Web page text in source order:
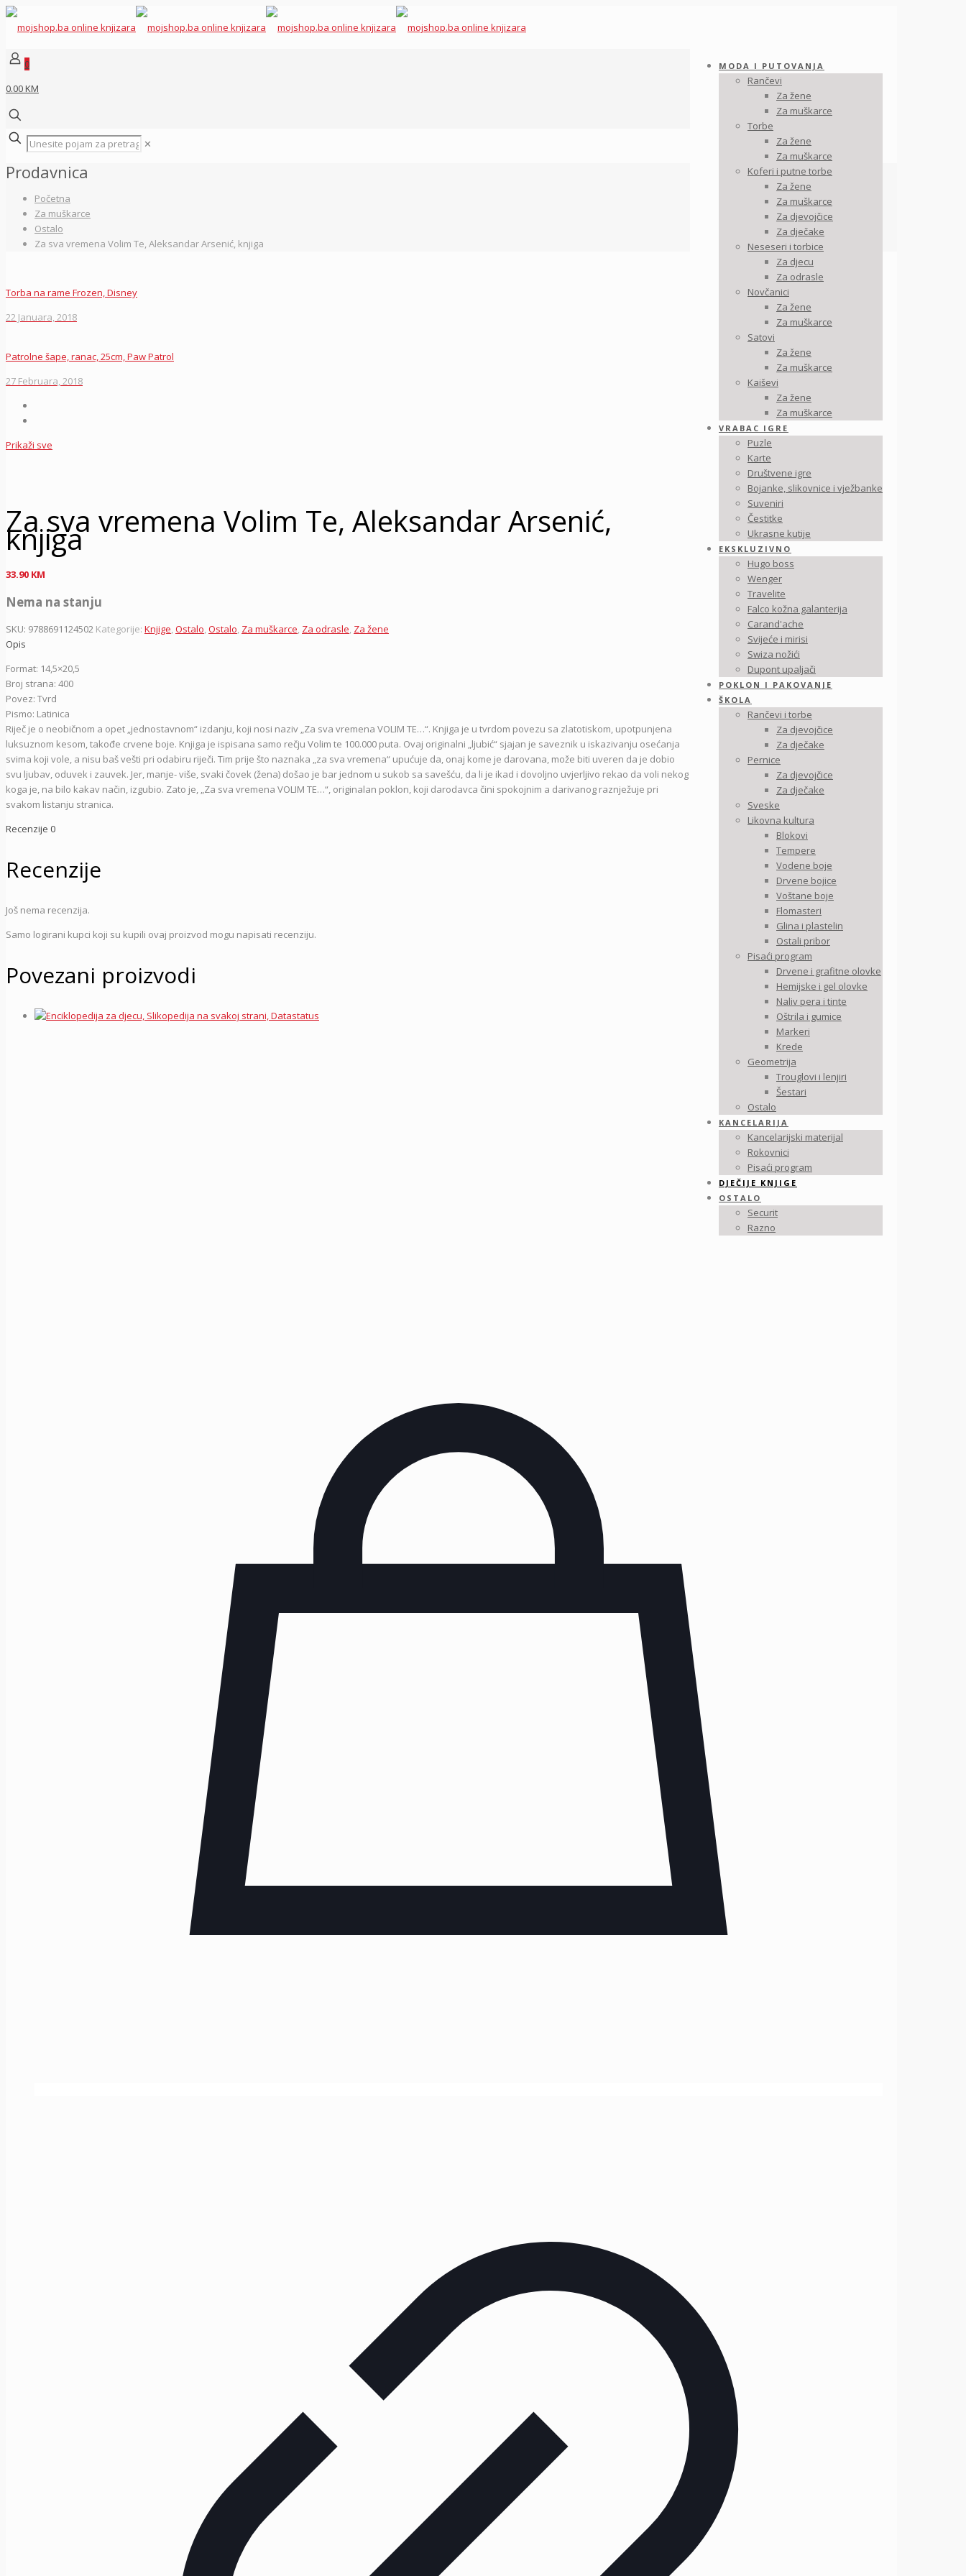
MODA I PUTOVANJA
Rančevi
Za žene
Za muškarce
Torbe
Za žene
Za muškarce
Koferi i putne torbe
Za žene
Za muškarce
Za djevojčice
Za dječake
Neseseri i torbice
Za djecu
Za odrasle
Novčanici
Za žene
Za muškarce
Satovi
Za žene
Za muškarce
Kaiševi
Za žene
Za muškarce
VRABAC IGRE
Puzle
Karte
Društvene igre
Bojanke, slikovnice i vježbanke
Suveniri
Čestitke
Ukrasne kutije
EKSKLUZIVNO
Hugo boss
Wenger
Travelite
Falco kožna galanterija
Carand'ache
Svijeće i mirisi
Swiza nožići
Dupont upaljači
POKLON I PAKOVANJE
ŠKOLA
Rančevi i torbe
Za djevojčice
Za dječake
Pernice
Za djevojčice
Za dječake
Sveske
Likovna kultura
Blokovi
Tempere
Vodene boje
Drvene bojice
Voštane boje
Flomasteri
Glina i plastelin
Ostali pribor
Pisaći program
Drvene i grafitne olovke
Hemijske i gel olovke
Naliv pera i tinte
Oštrila i gumice
Markeri
Krede
Geometrija
Trouglovi i lenjiri
Šestari
Ostalo
KANCELARIJA
Kancelarijski materijal
Rokovnici
Pisaći program
DJEČIJE KNJIGE
OSTALO
Securit
Razno
0
0.00 KM
✕
Prodavnica
Početna
Za muškarce
Ostalo
Za sva vremena Volim Te, Aleksandar Arsenić, knjiga
Torba na rame Frozen, Disney
22 Januara, 2018
Patrolne šape, ranac, 25cm, Paw Patrol
27 Februara, 2018
Prikaži sve
Za sva vremena Volim Te, Aleksandar Arsenić,
knjiga
33.90 KM
Nema na stanju
SKU: 9788691124502 Kategorije: Knjige,Ostalo,Ostalo, Za muškarce, Za odrasle, Za žene
Opis
Format: 14,5×20,5
Broj strana: 400
Povez: Tvrd
Pismo: Latinica
Riječ je o neobičnom a opet „jednostavnom“ izdanju, koji nosi naziv „Za sva vremena VOLIM TE…“. Knjiga je u tvrdom povezu sa zlatotiskom, upotpunjena
luksuznom kesom, takođe crvene boje. Knjiga je ispisana samo rečju Volim te 100.000 puta. Ovaj originalni „ljubić“ sjajan je saveznik u iskazivanju osećanja
svima koji vole, a nisu baš vešti pri odabiru riječi. Tim prije što naznaka „za sva vremena“ upućuje da, onaj kome je darovana, može biti uveren da je dobio
svu ljubav, oduvek i zauvek. Jer, manje- više, svaki čovek (žena) došao je bar jednom u sukob sa savešću, da li je ikad i dovoljno uvjerljivo rekao da voli nekog
koga je, na bilo kakav način, izgubio. Zato je, „Za sva vremena VOLIM TE…“, originalan poklon, koji darodavca čini spokojnim a darivanog raznježuje pri
svakom listanju stranica.
Recenzije 0
Recenzije
Još nema recenzija.
Samo logirani kupci koji su kupili ovaj proizvod mogu napisati recenziju.
Povezani proizvodi